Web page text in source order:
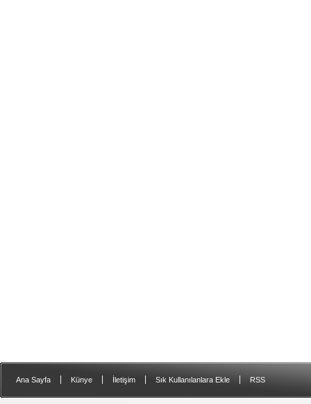
Ana Sayfa Künye İletişim Sık Kullanılanlara Ekle RSS